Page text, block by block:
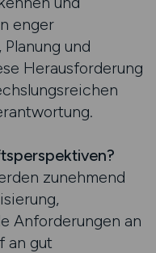
enger
und
Herausforderung
zunehmend
Anforderungen an
an gut